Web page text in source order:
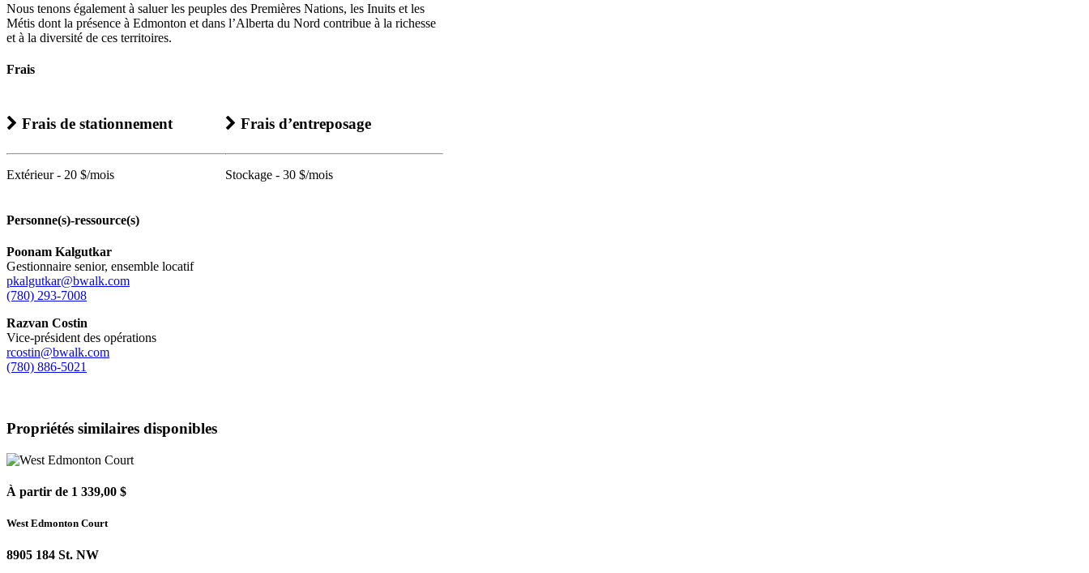
Nous tenons également à saluer les peuples des Premières Nations, les Inuits et les
Métis dont la présence à Edmonton et dans l’Alberta du Nord contribue à la richesse
et à la diversité de ces territoires.
Frais
Frais de stationnement
Extérieur - 20 $/mois
Frais d’entreposage
Stockage - 30 $/mois
Personne(s)-ressource(s)
Poonam Kalgutkar
Gestionnaire senior, ensemble locatif
pkalgutkar@bwalk.com
(780) 293-7008
Razvan Costin
Vice-président des opérations
rcostin@bwalk.com
(780) 886-5021
Propriétés similaires disponibles
À partir de 1 339,00 $
West Edmonton Court
8905 184 St. NW